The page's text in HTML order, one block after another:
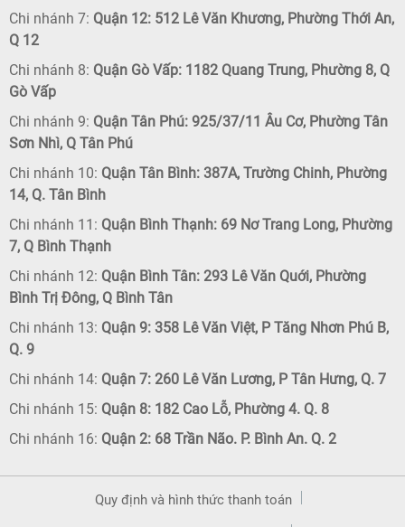
Chi nhánh 7: Quận 12: 512 Lê Văn Khương, Phường Thới An,
Q 12
Chi nhánh 8: Quận Gò Vấp: 1182 Quang Trung, Phường 8, Q
Gò Vấp
Chi nhánh 9: Quận Tân Phú: 925/37/11 Âu Cơ, Phường Tân
Sơn Nhì, Q Tân Phú
Chi nhánh 10: Quận Tân Bình: 387A, Trường Chinh, Phường
14, Q. Tân Bình
Chi nhánh 11: Quận Bình Thạnh: 69 Nơ Trang Long, Phường
7, Q Bình Thạnh
Chi nhánh 12: Quận Bình Tân: 293 Lê Văn Quới, Phường
Bình Trị Đông, Q Bình Tân
Chi nhánh 13: Quận 9: 358 Lê Văn Việt, P Tăng Nhơn Phú B,
Q. 9
Chi nhánh 14: Quận 7: 260 Lê Văn Lương, P Tân Hưng, Q. 7
Chi nhánh 15: Quận 8: 182 Cao Lỗ, Phường 4. Q. 8
Chi nhánh 16: Quận 2: 68 Trần Não. P. Bình An. Q. 2
Quy định và hình thức thanh toán